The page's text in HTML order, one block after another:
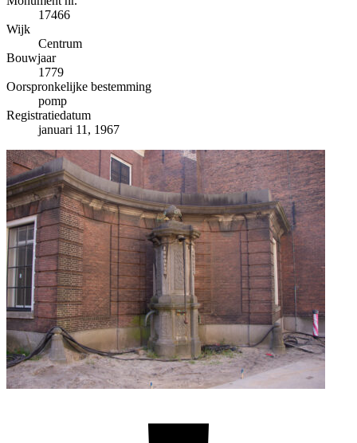
17466
Wijk
Centrum
Bouwjaar
1779
Oorspronkelijke bestemming
pomp
Registratiedatum
januari 11, 1967